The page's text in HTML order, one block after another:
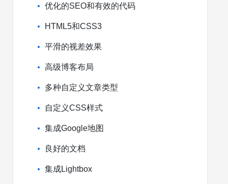
优化的SEO和有效的代码
HTML5和CSS3
平滑的视差效果
高级博客布局
多种自定义文章类型
自定义CSS样式
集成Google地图
良好的文档
集成Lightbox